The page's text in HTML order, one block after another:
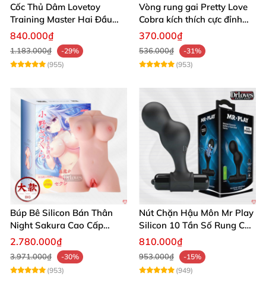
Cốc Thủ Dâm Lovetoy
Training Master Hai Đầu
Siêu Thật, Tăng Khoái Cảm
840.000₫
1.183.000₫
-29%
(955)
Vòng rung gai Pretty Love
Cobra kích thích cực đỉnh
trải nghiệm
370.000₫
536.000₫
-31%
(953)
Búp Bê Silicon Bán Thân
Night Sakura Cao Cấp
Rung Đa Chức Năng
2.780.000₫
3.971.000₫
-30%
(953)
Nút Chặn Hậu Môn Mr Play
Silicon 10 Tần Số Rung Cao
Cấp
810.000₫
953.000₫
-15%
(949)